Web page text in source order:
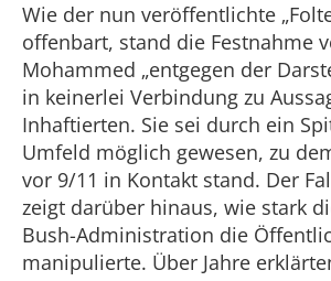
Wie der nun veröffentlichte
offenbart, stand die Festnahme
Mohammed „entgegen der
in keinerlei Verbindung zu
Inhaftierten. Sie sei durch ein
Umfeld möglich gewesen, zu
vor 9/11 in Kontakt stand. Der
zeigt darüber hinaus, wie stark
Bush-Administration die
manipulierte. Über Jahre